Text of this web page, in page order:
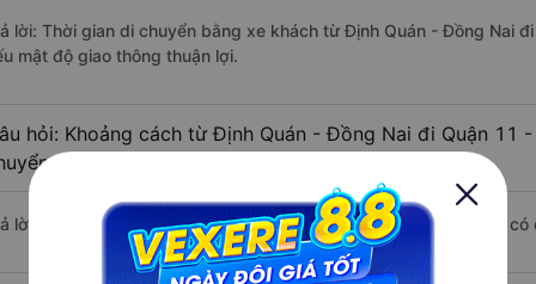
lời: Thời gian di chuyển bằng xe khách từ Định Quán - Đồng Nai
mật độ giao thông thuận lợi.
hỏi: Khoảng cách từ Định Quán - Đồng Nai đi Quận 11
bằng xe khách?
lời: Đoạn đường đi Quận 11 - Sài Gòn từ Định Quán - Đồng Nai